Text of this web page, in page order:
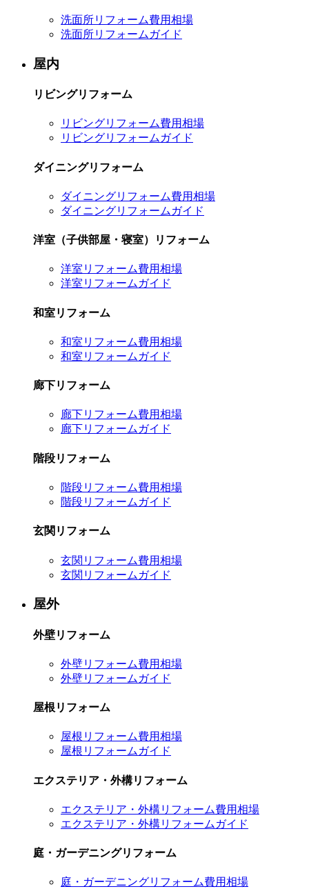
洗面所リフォーム費用相場
洗面所リフォームガイド
屋内
リビングリフォーム
リビングリフォーム費用相場
リビングリフォームガイド
ダイニングリフォーム
ダイニングリフォーム費用相場
ダイニングリフォームガイド
洋室（子供部屋・寝室）リフォーム
洋室リフォーム費用相場
洋室リフォームガイド
和室リフォーム
和室リフォーム費用相場
和室リフォームガイド
廊下リフォーム
廊下リフォーム費用相場
廊下リフォームガイド
階段リフォーム
階段リフォーム費用相場
階段リフォームガイド
玄関リフォーム
玄関リフォーム費用相場
玄関リフォームガイド
屋外
外壁リフォーム
外壁リフォーム費用相場
外壁リフォームガイド
屋根リフォーム
屋根リフォーム費用相場
屋根リフォームガイド
エクステリア・外構リフォーム
エクステリア・外構リフォーム費用相場
エクステリア・外構リフォームガイド
庭・ガーデニングリフォーム
庭・ガーデニングリフォーム費用相場